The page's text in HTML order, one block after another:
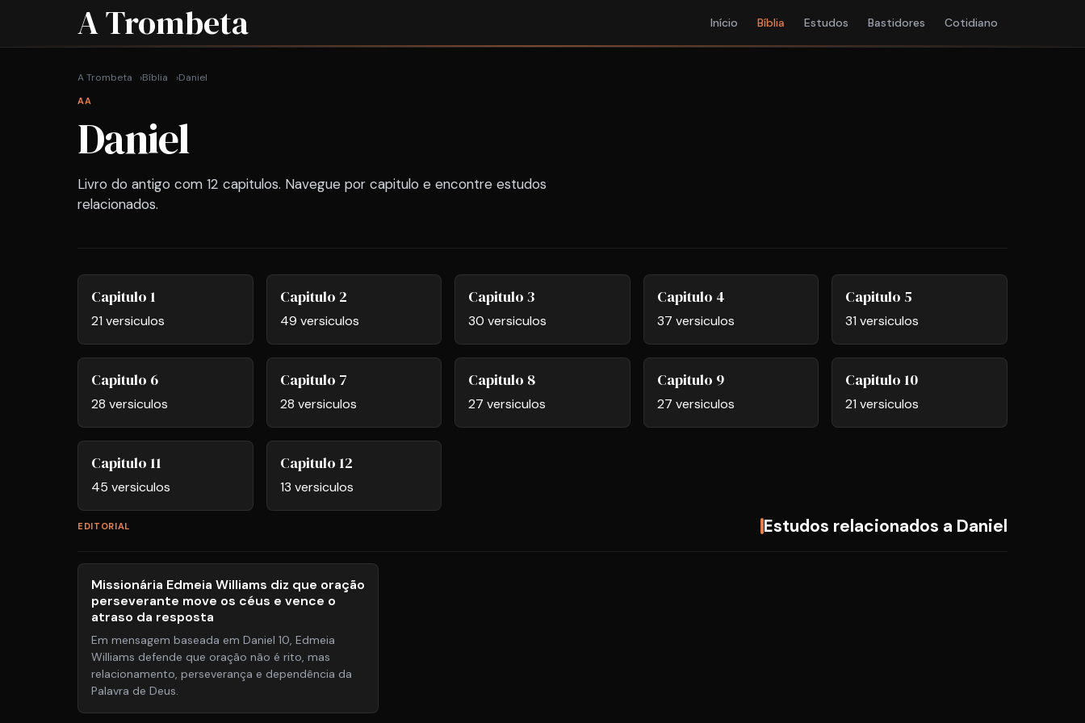
A Trombeta Início Bíblia Estudos Bastidores Cotidiano
A Trombeta Bíblia Daniel
AA
Daniel
Livro do antigo com 12 capitulos. Navegue por capitulo e encontre estudos
relacionados.
Capitulo 1
21 versiculos
Capitulo 2
49 versiculos
Capitulo 3
30 versiculos
Capitulo 4
37 versiculos
Capitulo 5
31 versiculos
Capitulo 6
28 versiculos
Capitulo 7
28 versiculos
Capitulo 8
27 versiculos
Capitulo 9
27 versiculos
Capitulo 10
21 versiculos
Capitulo 11
45 versiculos
Capitulo 12
13 versiculos
EDITORIAL Estudos relacionados a Daniel
Missionária Edmeia Williams diz que oração
perseverante move os céus e vence o
atraso da resposta
Em mensagem baseada em Daniel 10, Edmeia
Williams defende que oração não é rito, mas
relacionamento, perseverança e dependência da
Palavra de Deus.